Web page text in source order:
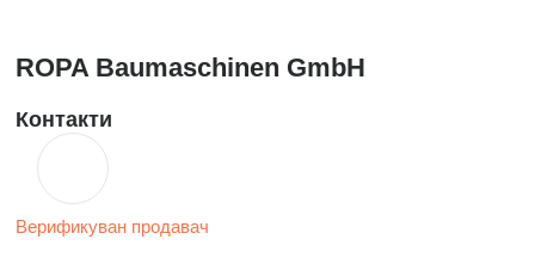
ROPA Baumaschinen GmbH
Контакти
Верификуван продавач